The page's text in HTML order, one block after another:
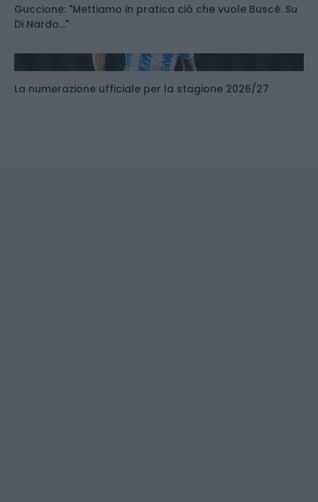
Guccione: "Mettiamo in pratica ciò che vuole Buscè. Su
Di Nardo..."
La numerazione ufficiale per la stagione 2026/27